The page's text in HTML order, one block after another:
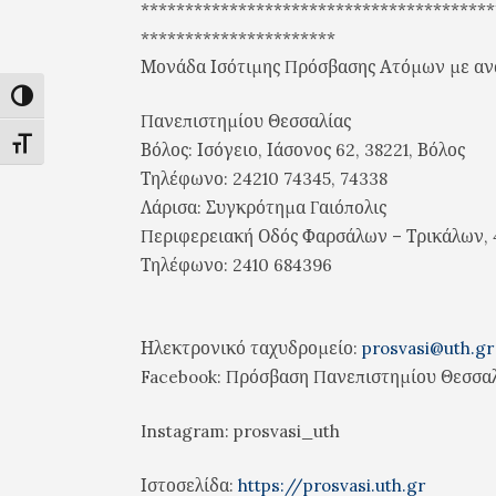
Εναλλαγή Υψηλής Αντίθεσης
Εναλλαγή Μεγέθους Γραμμάτων
**********************
Μονάδα Ισότιμης Πρόσβασης Ατόμων με
Πανεπιστημίου Θεσσαλίας
Βόλος: Ισόγειο, Ιάσονος 62, 38221, Βόλος
Τηλέφωνο: 24210 74345, 74338
Λάρισα: Συγκρότημα Γαιόπολις
Περιφερειακή Οδός Φαρσάλων – Τρικάλων,
Τηλέφωνο: 2410 684396
Ηλεκτρονικό ταχυδρομείο: prosvasi@uth.gr
Facebook: Πρόσβαση Πανεπιστημίου
Instagram: prosvasi_uth
Ιστοσελίδα: https://prosvasi.uth.gr